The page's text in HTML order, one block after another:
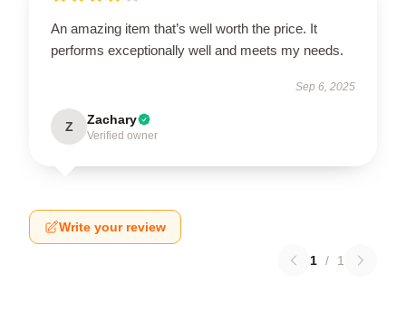
An amazing item that’s well worth the price. It
performs exceptionally well and meets my needs.
Sep 6, 2025
Z Zachary
Verified owner
Write your review
1 / 1